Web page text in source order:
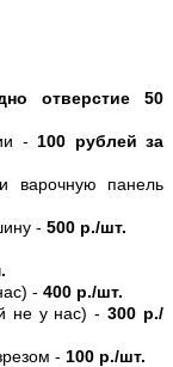
отверстие 50
- 100 рублей за
варочную панель
- 500 р./шт.
- 400 р./шт.
не у нас) -300 р./
- 100 р./шт.